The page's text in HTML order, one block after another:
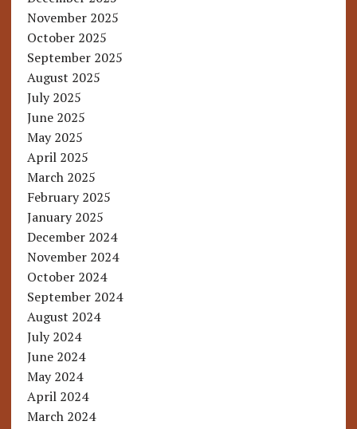
November 2025
October 2025
September 2025
August 2025
July 2025
June 2025
May 2025
April 2025
March 2025
February 2025
January 2025
December 2024
November 2024
October 2024
September 2024
August 2024
July 2024
June 2024
May 2024
April 2024
March 2024